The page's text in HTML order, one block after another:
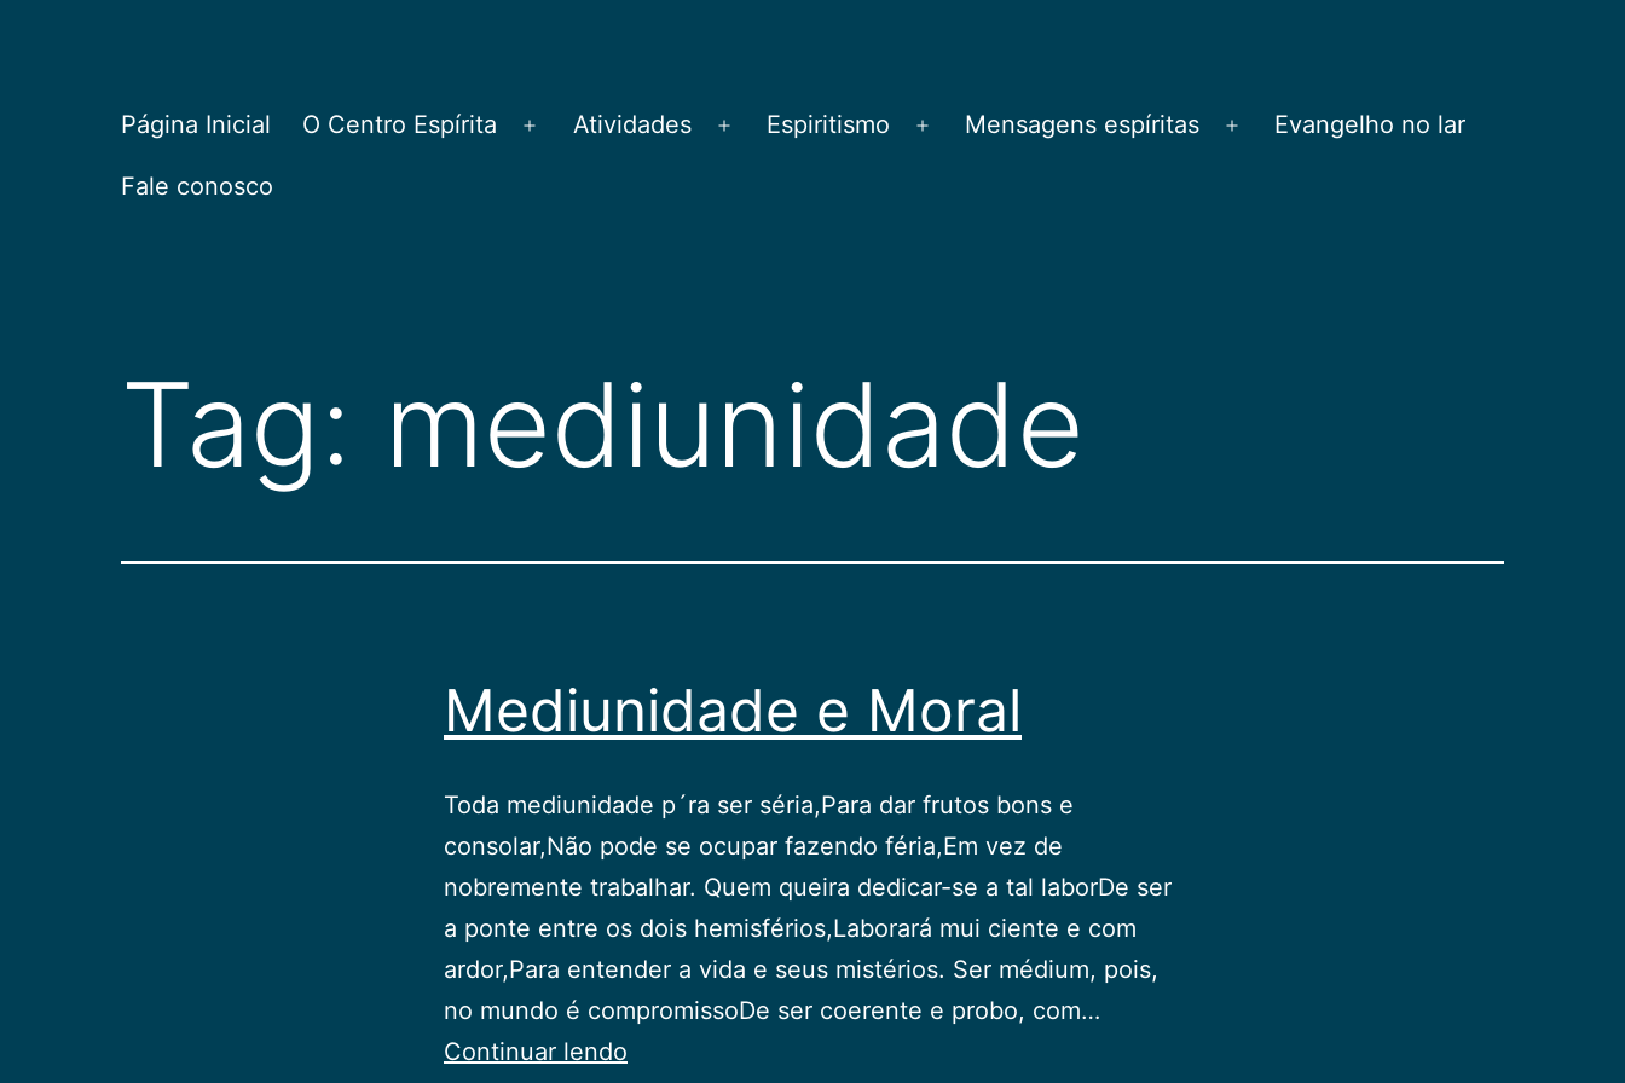
CEPAC
Página Inicial O Centro Espírita
Abrir
Atividades
Abrir
Espiritismo
Abrir
Mensagens espíritas
Abrir
Evangelho no lar
Fale conosco
Tag: mediunidade
Mediunidade e Moral
Toda mediunidade p´ra ser séria,Para dar frutos bons e
consolar,Não pode se ocupar fazendo féria,Em vez de
nobremente trabalhar. Quem queira dedicar-se a tal laborDe ser
a ponte entre os dois hemisférios,Laborará mui ciente e com
ardor,Para entender a vida e seus mistérios. Ser médium, pois,
no mundo é compromissoDe ser coerente e probo, com…
Continuar lendo